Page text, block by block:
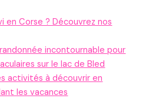
en Corse ? Découvrez nos
incontournable pour
sur le lac de Bled
activités à découvrir en
les vacances